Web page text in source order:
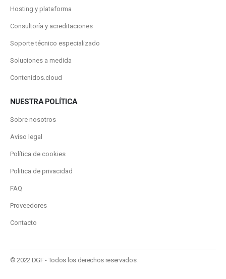
Hosting y plataforma
Consultoría y acreditaciones
Soporte técnico especializado
Soluciones a medida
Contenidos.cloud
NUESTRA POLÍTICA
Sobre nosotros
Aviso legal
Política de cookies
Politica de privacidad
FAQ
Proveedores
Contacto
© 2022 DGF - Todos los derechos reservados.